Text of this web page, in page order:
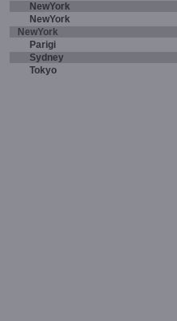
NewYork
NewYork
NewYork
Parigi
Sydney
Tokyo